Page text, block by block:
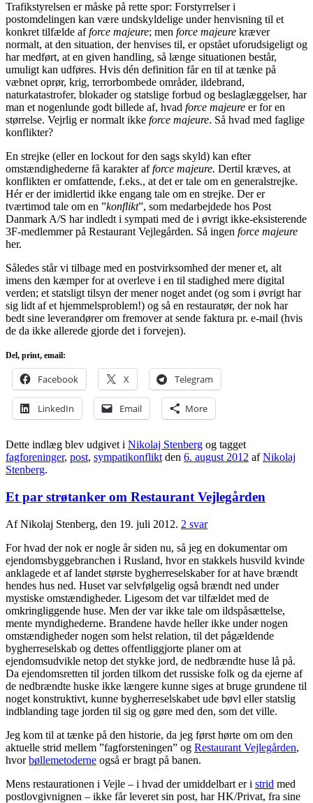
Trafikstyrelsen er måske på rette spor: Forstyrrelser i
postomdelingen kan være undskyldelige under henvisning til et
konkret tilfælde afforce majeure; men force majeure kræver
normalt, at den situation, der henvises til, er opstået uforudsigeligt og
har medført, at en given handling, så længe situationen består,
umuligt kan udføres. Hvis dén definition får en til at tænke på
væbnet oprør, krig, terrorbombede områder, ildebrand,
naturkatastrofer, blokader og statslige forbud og beslaglæggelser, har
man et nogenlunde godt billede af, hvad force majeure er for en
størrelse. Vejrlig er normalt ikke force majeure. Så hvad med faglige
konflikter?
En strejke (eller en lockout for den sags skyld) kan efter
omstændighederne få karakter afforce majeure. Dertil kræves, at
konflikten er omfattende, f.eks., at det er tale om en generalstrejke.
Hér er der imidlertid ikke engang tale om en strejke. Der er
tværtimod tale om en ”konflikt”, som medarbejdede hos Post
Danmark A/S har indledt i sympati med de i øvrigt ikke-eksisterende
3F-medlemmer på Restaurant Vejlegården. Så ingen force majeure
her.
Således står vi tilbage med en postvirksomhed der mener et, alt
imens den kæmper for at overleve i en til stadighed mere digital
verden; et statsligt tilsyn der mener noget andet (og som i øvrigt har
sig lidt af et hjemmelsproblem!) og så en restauratør, der nok har
bedt sine leverandører om fremover at sende faktura pr. e-mail (hvis
de da ikke allerede gjorde det i forvejen).
Del, print, email:
Facebook X Telegram
LinkedIn Email More
Dette indlæg blev udgivet i Nikolaj Stenberg og tagget
fagforeninger, post, sympatikonflikt den 6. august 2012 afNikolaj
Stenberg.
Et par strøtanker om Restaurant Vejlegården
Af Nikolaj Stenberg, den 19. juli 2012. 2 svar
For hvad der nok er nogle år siden nu, så jeg en dokumentar om
ejendomsbyggebranchen i Rusland, hvor en stakkels husvild kvinde
anklagede et af landet største bygherreselskaber for at have brændt
hendes hus ned. Huset var selvfølgelig også brændt ned under
mystiske omstændigheder. Ligesom det var tilfældet med de
omkringliggende huse. Men der var ikke tale om ildspåsættelse,
mente myndighederne. Brandene havde heller ikke under nogen
omstændigheder nogen som helst relation, til det pågældende
bygherreselskab og dettes offentliggjorte planer om at
ejendomsudvikle netop det stykke jord, de nedbrændte huse lå på.
Da ejendomsretten til jorden tilkom det russiske folk og da ejerne af
de nedbrændte huske ikke længere kunne siges at bruge grundene til
noget konstruktivt, kunne bygherreselskabet ude bøvl eller statslig
indblanding tage jorden til sig og gøre med den, som det ville.
Jeg kom til at tænke på den historie, da jeg først hørte om om den
aktuelle strid mellem ”fagforsteningen” og Restaurant Vejlegården,
hvorbøllemetoderne også er bragt på banen.
Mens restaurationen i Vejle – i hvad der umiddelbart er i strid med
postlovgivnignen – ikke får leveret sin post, har HK/Privat, fra sine